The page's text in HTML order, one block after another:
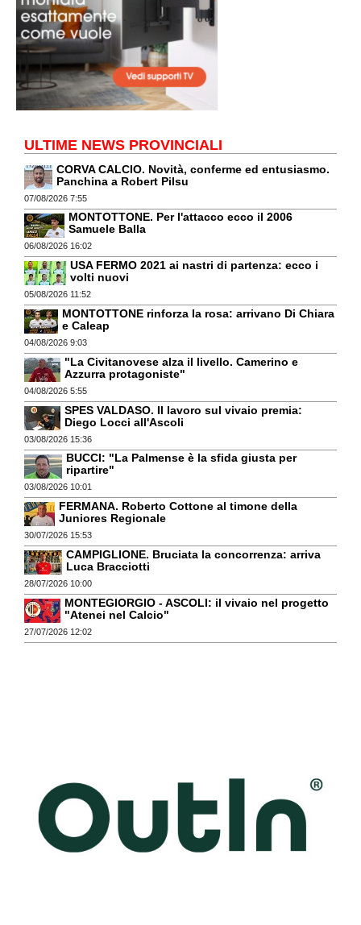
ULTIME NEWS PROVINCIALI
CORVA CALCIO. Novità, conferme ed entusiasmo.
Panchina a Robert Pilsu
07/08/2026 7:55
MONTOTTONE. Per l'attacco ecco il 2006
Samuele Balla
06/08/2026 16:02
USA FERMO 2021 ai nastri di partenza: ecco i
volti nuovi
05/08/2026 11:52
MONTOTTONE rinforza la rosa: arrivano Di Chiara
e Caleap
04/08/2026 9:03
"La Civitanovese alza il livello. Camerino e
Azzurra protagoniste"
04/08/2026 5:55
SPES VALDASO. Il lavoro sul vivaio premia:
Diego Locci all'Ascoli
03/08/2026 15:36
BUCCI: "La Palmense è la sfida giusta per
ripartire"
03/08/2026 10:01
FERMANA. Roberto Cottone al timone della
Juniores Regionale
30/07/2026 15:53
CAMPIGLIONE. Bruciata la concorrenza: arriva
Luca Bracciotti
28/07/2026 10:00
MONTEGIORGIO - ASCOLI: il vivaio nel progetto
"Atenei nel Calcio"
27/07/2026 12:02